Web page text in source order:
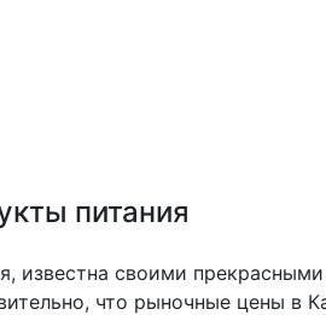
питания
известна своими
что рыночные цены в